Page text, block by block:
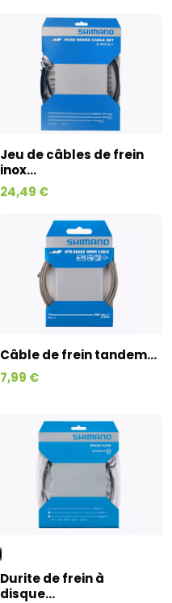
Jeu de câbles de frein
inox...
24,49 €
Câble de frein tandem...
7,99 €
Durite de frein à
disque...